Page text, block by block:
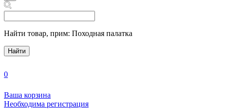
Найти товар, прим: Походная палатка
Найти
0
Ваша корзина
Необходима регистрация